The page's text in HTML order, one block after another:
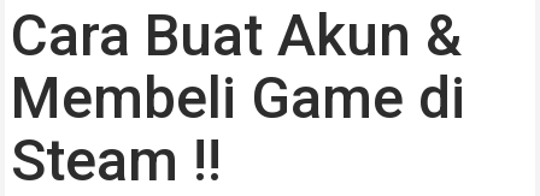
Cara Buat Akun &
Membeli Game di
Steam !!